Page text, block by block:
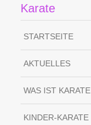
Karate
STARTSEITE
AKTUELLES
WAS IST KARATE
KINDER-KARATE